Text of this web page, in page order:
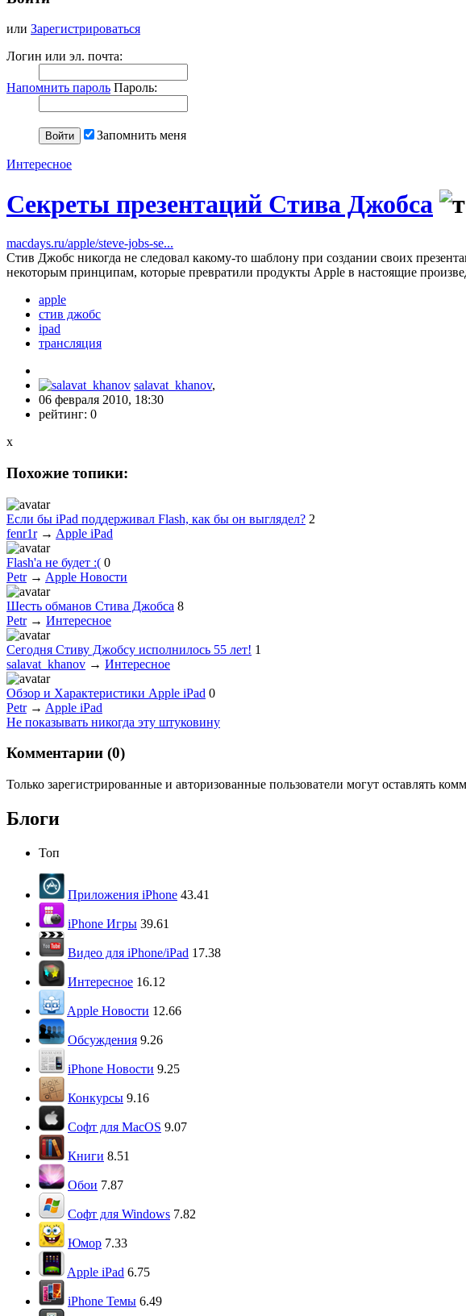
или Зарегистрироваться
Логин или эл. почта:
Напомнить пароль Пароль:
Запомнить меня
Интересное
Секреты презентаций Стива Джобса
macdays.ru/apple/steve-jobs-se...
Стив Джобс никогда не следовал какому-то шаблону при создании своих
некоторым принципам, которые превратили продукты Apple в настоящие
apple
стив джобс
ipad
трансляция
salavat_khanov,
06 февраля 2010, 18:30
рейтинг: 0
x
Похожие топики:
Если бы iPad поддерживал Flash, как бы он выглядел? 2
fenr1r→ Apple iPad
Flash'а не будет :( 0
Petr→ Apple Новости
Шесть обманов Стива Джобса 8
Petr→ Интересное
Сегодня Стиву Джобсу исполнилось 55 лет! 1
salavat_khanov → Интересное
Обзор и Характеристики Apple iPad 0
Petr→ Apple iPad
Не показывать никогда эту штуковину
Комментарии (0)
Только зарегистрированные и авторизованные пользователи могут оставлять
Блоги
Топ
Приложения iPhone 43.41
iPhone Игры 39.61
Видео для iPhone/iPad 17.38
Интересное 16.12
Apple Новости 12.66
Обсуждения 9.26
iPhone Новости 9.25
Конкурсы 9.16
Софт для MacOS 9.07
Книги 8.51
Обои 7.87
Софт для Windows 7.82
Юмор 7.33
Apple iPad 6.75
iPhone Темы 6.49